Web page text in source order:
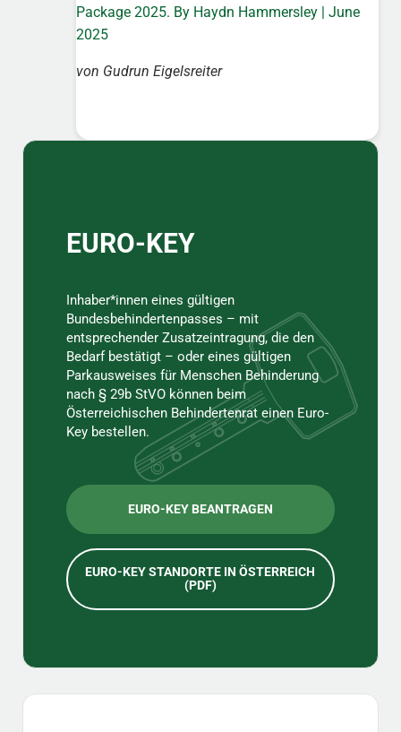
Package 2025. By Haydn Hammersley | June
2025
von Gudrun Eigelsreiter
Sidebar
EURO-KEY
Inhaber*innen eines gültigen
Bundesbehindertenpasses – mit
entsprechender Zusatzeintragung, die den
Bedarf bestätigt – oder eines gültigen
Parkausweises für Menschen Behinderung
nach § 29b StVO können beim
Österreichischen Behindertenrat einen Euro-
Key bestellen.
EURO-KEY BEANTRAGEN
EURO-KEY STANDORTE IN ÖSTERREICH
(PDF)